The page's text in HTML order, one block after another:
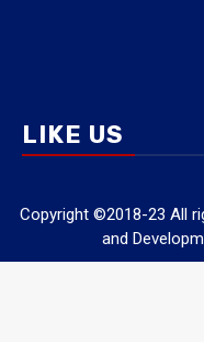
LIKE US
Copyright ©2018-23 All
and